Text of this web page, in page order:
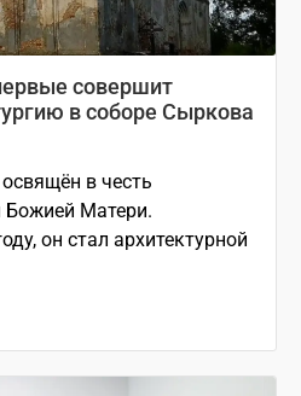
совершит
в соборе Сыркова
в честь
Матери.
он стал архитектурной